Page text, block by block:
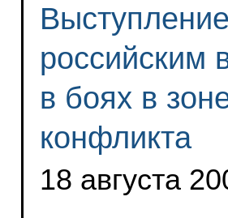
российским
в боях в
конфликта
18 августа